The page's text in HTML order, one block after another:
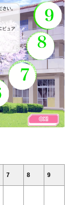
7 8 9